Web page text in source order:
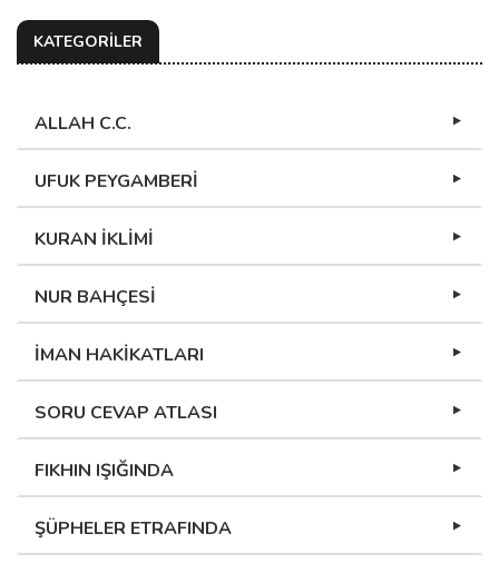
KATEGORİLER
ALLAH C.C.
UFUK PEYGAMBERİ
KURAN İKLİMİ
NUR BAHÇESİ
İMAN HAKİKATLARI
SORU CEVAP ATLASI
FIKHIN IŞIĞINDA
ŞÜPHELER ETRAFINDA